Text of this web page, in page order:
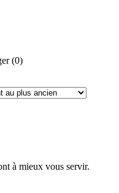
(0)
à mieux vous servir.